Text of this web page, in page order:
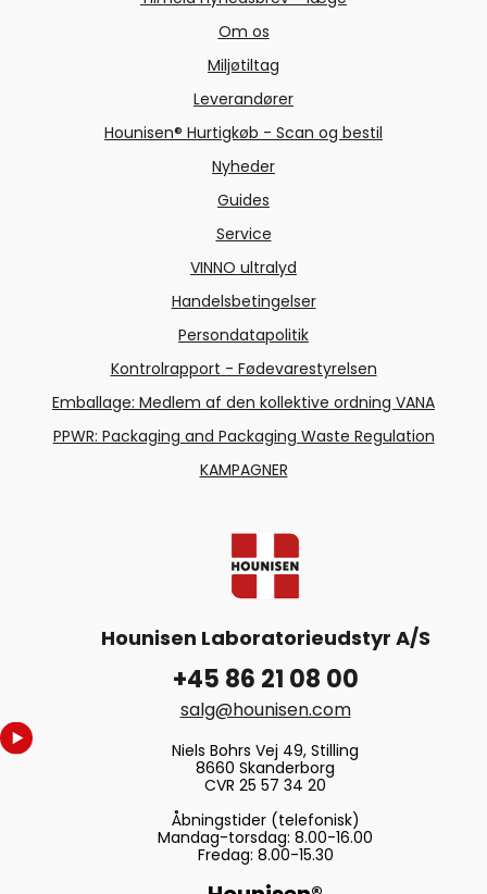
Om os
Miljøtiltag
Leverandører
Hounisen® Hurtigkøb - Scan og bestil
Nyheder
Guides
Service
VINNO ultralyd
Handelsbetingelser
Persondatapolitik
Kontrolrapport - Fødevarestyrelsen
Emballage: Medlem af den kollektive ordning VANA
PPWR: Packaging and Packaging Waste Regulation
KAMPAGNER
Hounisen Laboratorieudstyr A/S
+45 86 21 08 00
salg@hounisen.com
Niels Bohrs Vej 49, Stilling
8660 Skanderborg
CVR 25 57 34 20
Åbningstider (telefonisk)
Mandag-torsdag: 8.00-16.00
Fredag: 8.00-15.30